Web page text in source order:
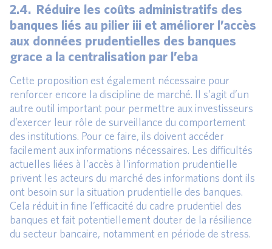
2.4. Réduire les coûts administratifs des
banques liés au pilier iii et améliorer l’accès
aux données prudentielles des banques
grace a la centralisation par l’eba
Cette proposition est également nécessaire pour
renforcer encore la discipline de marché. Il s’agit d’un
autre outil important pour permettre aux investisseurs
d’exercer leur rôle de surveillance du comportement
des institutions. Pour ce faire, ils doivent accéder
facilement aux informations nécessaires. Les difficultés
actuelles liées à l’accès à l’information prudentielle
privent les acteurs du marché des informations dont ils
ont besoin sur la situation prudentielle des banques.
Cela réduit in fine l’efficacité du cadre prudentiel des
banques et fait potentiellement douter de la résilience
du secteur bancaire, notamment en période de stress.